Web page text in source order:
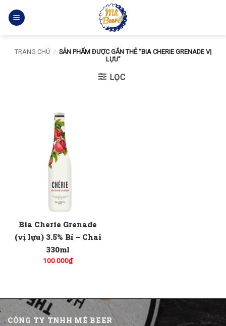
qua
TRANG CHỦ / SẢN PHẨM ĐƯỢC GẮN THẺ “BIA CHERIE GRENADE VỊ
LỰU”
LỌC
Bia Cherie Grenade
(vị lựu) 3.5% Bỉ – Chai
330ml
100.000₫
CÔNG TY TNHH MÊ BEER